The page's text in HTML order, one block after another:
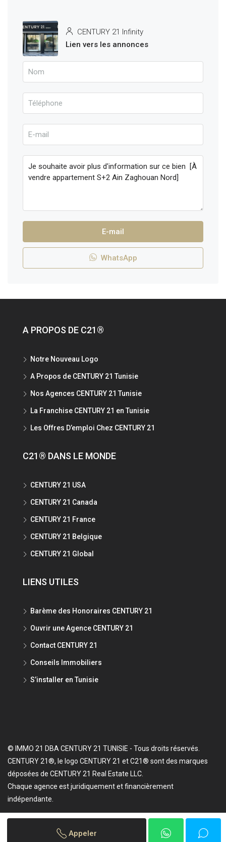
CENTURY 21 Infinity
Lien vers les annonces
E-mail
WhatsApp
A PROPOS DE C21®
Notre Nouveau Logo
A Propos de CENTURY 21 Tunisie
Nos Agences CENTURY 21 Tunisie
La Franchise CENTURY 21 en Tunisie
Les Offres D’emploi Chez CENTURY 21
C21® DANS LE MONDE
CENTURY 21 USA
CENTURY 21 Canada
CENTURY 21 France
CENTURY 21 Belgique
CENTURY 21 Global
LIENS UTILES
Barème des Honoraires CENTURY 21
Ouvrir une Agence CENTURY 21
Contact CENTURY 21
Conseils Immobiliers
S’installer en Tunisie
© IMMO 21 DBA CENTURY 21 TUNISIE - Tous droits réservés.
CENTURY 21®, le logo CENTURY 21 et C21® sont des marques
déposées de CENTURY 21 Real Estate LLC.
Chaque agence est juridiquement et financièrement
indépendante.